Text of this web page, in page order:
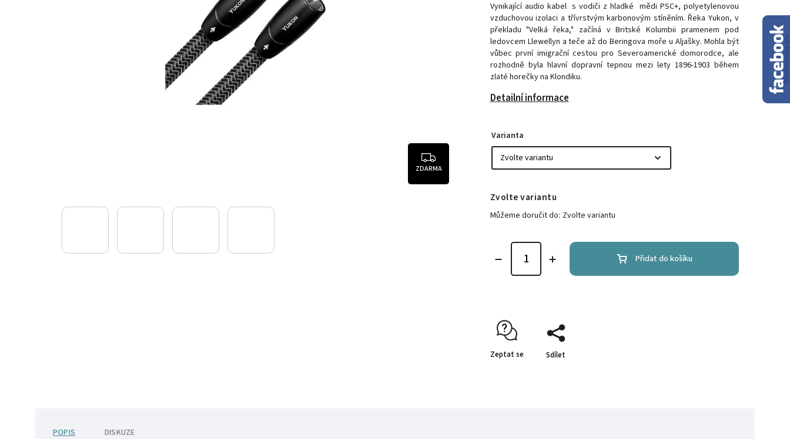
ZDARMA
Vynikající audio kabel s vodiči z hladké mědi PSC+, polyetylenovou
vzduchovou izolaci a třívrstvým karbonovým stíněním. Řeka Yukon, v
překladu "Velká řeka," začíná v Britské Kolumbii pramenem pod
ledovcem Llewellyn a teče až do Beringova moře u Aljašky. Mohla být
vůbec první imigrační cestou pro Severoamerické domorodce, ale
rozhodně byla hlavní dopravní tepnou mezi lety 1896-1903 během
zlaté horečky na Klondiku.
Detailní informace
Varianta
Zvolte variantu
Můžeme doručit do: Zvolte variantu
Přidat do košíku
Zeptat se Sdílet
POPIS DISKUZE